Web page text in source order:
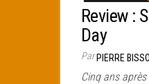
Review :
Day
ParPIERRE
Cinq ans